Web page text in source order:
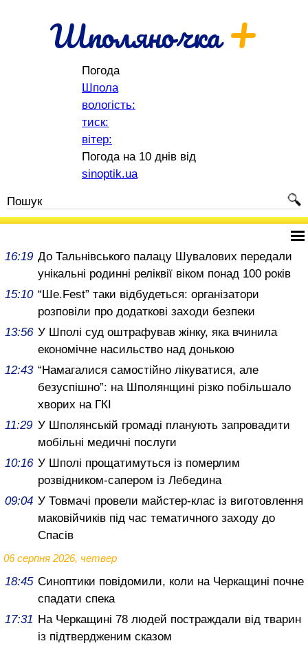
Шполяночка+
Погода
Шпола
вологість:
тиск:
вітер:
Погода на 10 днів від
sinoptik.ua
16:19 До Тальнівського палацу Шувалових передали
унікальні родинні реліквії віком понад 100 років
15:10 “Ше.Fest” таки відбудеться: організатори
розповіли про додаткові заходи безпеки
13:56 У Шполі суд оштрафував жінку, яка вчинила
економічне насильство над донькою
12:43 “Намагалися самостійно лікуватися, але
безуспішно”: на Шполянщині різко побільшало
хворих на ГКІ
11:29 У Шполянській громаді планують запровадити
мобільні медичні послуги
10:16 У Шполі прощатимуться із померлим
розвідником-сапером із Лебедина
09:04 У Товмачі провели майстер-клас із виготовлення
маковійчиків під час тематичного заходу до
Спасів
06 серпня 2026, четвер
18:45 Синоптики повідомили, коли на Черкащині почне
спадати спека
17:31 На Черкащині 78 людей постраждали від тварин
із підтвердженим сказом